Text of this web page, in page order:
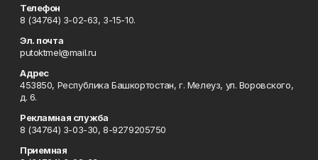
Телефон
8 (34764) 3-02-63, 3-15-10.
Эл. почта
putoktmel@mail.ru
Адрес
453850, Республика Башкортостан, г. Мелеуз, ул. Воровского,
д. 6.
Рекламная служба
8 (34764) 3-03-30, 8-9279205750
Приемная